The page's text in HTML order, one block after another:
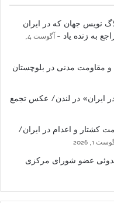
نویس جهان که در ایران
به زنده یاد
آگوست 4,
و مقاومت مدنی در بلوچستان
ایران» در لندن/ عکس تجمع
کشتار و اعدام در ایران/
1, 2026
بندوئی عضو شورای مرکزی